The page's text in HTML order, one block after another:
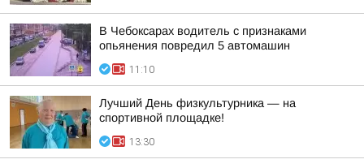
В Чебоксарах водитель с признаками
опьянения повредил 5 автомашин
11:10
Лучший День физкультурника — на
спортивной площадке!
13:30